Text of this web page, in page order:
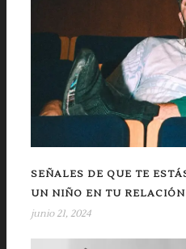
SEÑALES DE QUE TE
UN NIÑO EN TU RELACIÓN
junio 21, 2024